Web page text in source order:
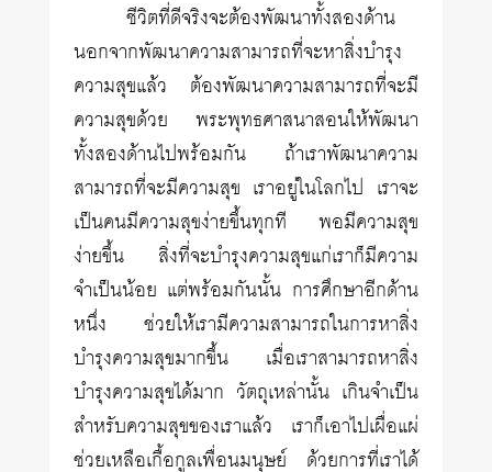
ชีวิตที่ดีจริงจะต้องพัฒนาทั้งสองด้าน
นอกจากพัฒนาความสามารถที่จะหาสิ่งบำรุง
ความสุขแล้ว ต้องพัฒนาความสามารถที่จะมี
ความสุขด้วย พระพุทธศาสนาสอนให้พัฒนา
ทั้งสองด้านไปพร้อมกัน ถ้าเราพัฒนาความ
สามารถที่จะมีความสุข เราอยู่ในโลกไป เราจะ
เป็นคนมีความสุขง่ายขึ้นทุกที พอมีความสุข
ง่ายขึ้น สิ่งที่จะบำรุงความสุขแก่เราก็มีความ
จำเป็นน้อย แต่พร้อมกันนั้น การศึกษาอีกด้าน
หนึ่ง ช่วยให้เรามีความสามารถในการหาสิ่ง
บำรุงความสุขมากขึ้น เมื่อเราสามารถหาสิ่ง
บำรุงความสุขได้มาก วัตถุเหล่านั้น เกินจำเป็น
สำหรับความสุขของเราแล้ว เราก็เอาไปเผื่อแผ่
ช่วยเหลือเกื้อกูลเพื่อนมนุษย์ ด้วยการที่เราได้